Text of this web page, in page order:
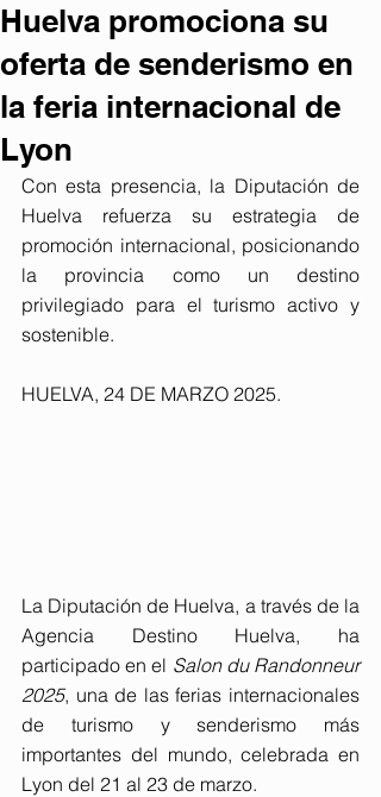
Huelva promociona su
oferta de senderismo en
la feria internacional de
Lyon
Con esta presencia, la Diputación de
Huelva refuerza su estrategia de
promoción internacional, posicionando
la provincia como un destino
privilegiado para el turismo activo y
sostenible.
HUELVA, 24 DE MARZO 2025.
La Diputación de Huelva, a través de la
Agencia Destino Huelva, ha
participado en el Salon du Randonneur
2025, una de las ferias internacionales
de turismo y senderismo más
importantes del mundo, celebrada en
Lyon del 21 al 23 de marzo.